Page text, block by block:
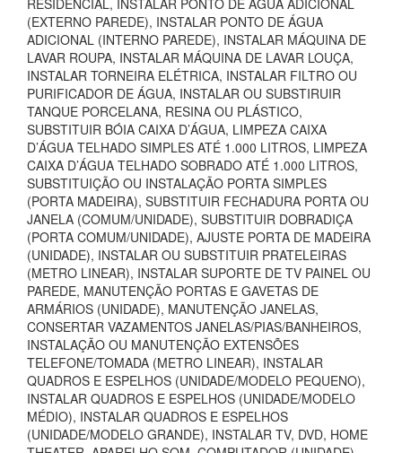
RESIDENCIAL, INSTALAR PONTO DE ÁGUA ADICIONAL
(EXTERNO PAREDE), INSTALAR PONTO DE ÁGUA
ADICIONAL (INTERNO PAREDE), INSTALAR MÁQUINA DE
LAVAR ROUPA, INSTALAR MÁQUINA DE LAVAR LOUÇA,
INSTALAR TORNEIRA ELÉTRICA, INSTALAR FILTRO OU
PURIFICADOR DE ÁGUA, INSTALAR OU SUBSTIRUIR
TANQUE PORCELANA, RESINA OU PLÁSTICO,
SUBSTITUIR BÓIA CAIXA D’ÁGUA, LIMPEZA CAIXA
D’ÁGUA TELHADO SIMPLES ATÉ 1.000 LITROS, LIMPEZA
CAIXA D’ÁGUA TELHADO SOBRADO ATÉ 1.000 LITROS,
SUBSTITUIÇÃO OU INSTALAÇÃO PORTA SIMPLES
(PORTA MADEIRA), SUBSTITUIR FECHADURA PORTA OU
JANELA (COMUM/UNIDADE), SUBSTITUIR DOBRADIÇA
(PORTA COMUM/UNIDADE), AJUSTE PORTA DE MADEIRA
(UNIDADE), INSTALAR OU SUBSTITUIR PRATELEIRAS
(METRO LINEAR), INSTALAR SUPORTE DE TV PAINEL OU
PAREDE, MANUTENÇÃO PORTAS E GAVETAS DE
ARMÁRIOS (UNIDADE), MANUTENÇÃO JANELAS,
CONSERTAR VAZAMENTOS JANELAS/PIAS/BANHEIROS,
INSTALAÇÃO OU MANUTENÇÃO EXTENSÕES
TELEFONE/TOMADA (METRO LINEAR), INSTALAR
QUADROS E ESPELHOS (UNIDADE/MODELO PEQUENO),
INSTALAR QUADROS E ESPELHOS (UNIDADE/MODELO
MÉDIO), INSTALAR QUADROS E ESPELHOS
(UNIDADE/MODELO GRANDE), INSTALAR TV, DVD, HOME